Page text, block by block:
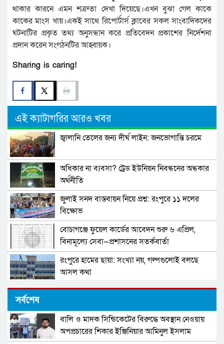
থাকার কারনে এমন শত্রুতা দেখা দিয়েছে।এখন বুঝা গেল কাকে
কাকের মাংস খায়।একই সাথে রিপোর্টার্স ক্লাবের সকল সাংবাদিকদের
ঘটনাটির প্রকৃত তথ্য অনুসন্ধান করে প্রতিবেদন প্রকাশের নির্দেশনা
প্রদান করেন সংগঠনটির আহ্বায়ক।
Sharing is caring!
এই ক্যাটাগরির আরও খবর
জ্বালানি তেলের জন্য দীর্ঘ লাইন: জনভোগান্তি চরমে
অধিকার না ব্যবসা? ট্রেড ইউনিয়ন নিবন্ধনের অন্ধকার
অর্থনীতি
জুলাই সনদ বাস্তবায়ন নিয়ে প্রশ্ন: রংপুরে ১১ দলের
বিক্ষোভ
বোচাগঞ্জে ফুয়েল কার্ডের আবেদন শুরু ৬ এপ্রিল,
বিনামূল্যে সেবা—প্রশাসনের সতর্কবার্তা
রংপুরে হামের ছায়া: সংখ্যা নয়, গল্পগুলোই বলছে
আসল কথা
(বিশাল নিয়োগ ) সম্পূর্ণ সরকারি নীতিমালা মেনে
স্বায়ত্বশাসিত বিনিয়োগকারী প্রতিষ্ঠান-
NHR.DO.NGO-ক্ষুদ্র ঋণদান প্রকল্প: BEEC
প্রবাসীদের ভিসার মেয়াদ বাড়ানো নিয়ে নতুন বার্তা
পররাষ্ট্র প্রতিমন্ত্রীর
সর্বশেষ
বালি ও মাদক সিন্ডিকেটের বিরুদ্ধে অবস্থান নেওয়ায়
অপপ্রচারের শিকার ইঞ্জিনিয়ার আমিনুল ইসলাম